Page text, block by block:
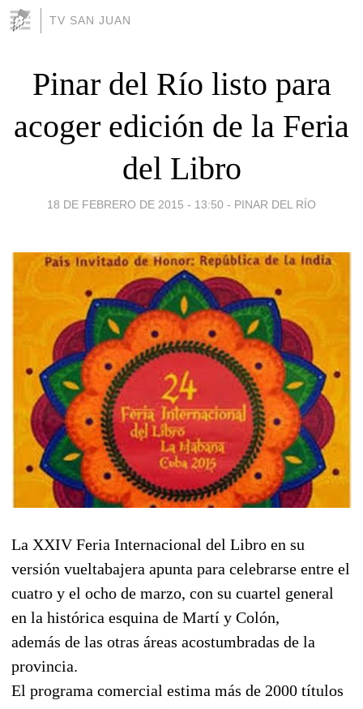
TV SAN JUAN
Pinar del Río listo para
acoger edición de la Feria
del Libro
18 DE FEBRERO DE 2015 - 13:50 - PINAR DEL RÍO
La XXIV Feria Internacional del Libro en su
versión vueltabajera apunta para celebrarse entre el
cuatro y el ocho de marzo, con su cuartel general
en la histórica esquina de Martí y Colón,
además de las otras áreas acostumbradas de la
provincia.
El programa comercial estima más de 2000 títulos